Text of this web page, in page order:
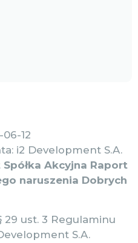
12
i2 Development S.A.
Akcyjna Raport
naruszenia Dobrych
29 ust. 3 Regulaminu
S.A.